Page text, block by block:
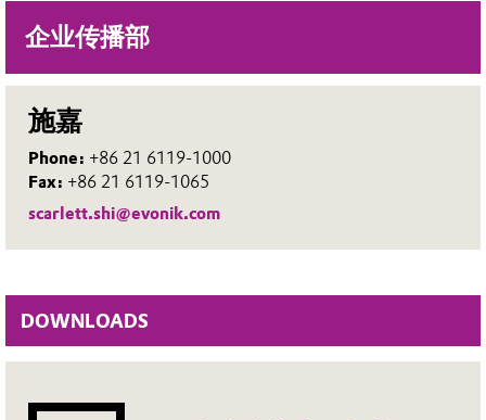
企业传播部
施嘉
Phone: +86 21 6119-1000
Fax: +86 21 6119-1065
scarlett.shi@evonik.com
DOWNLOADS